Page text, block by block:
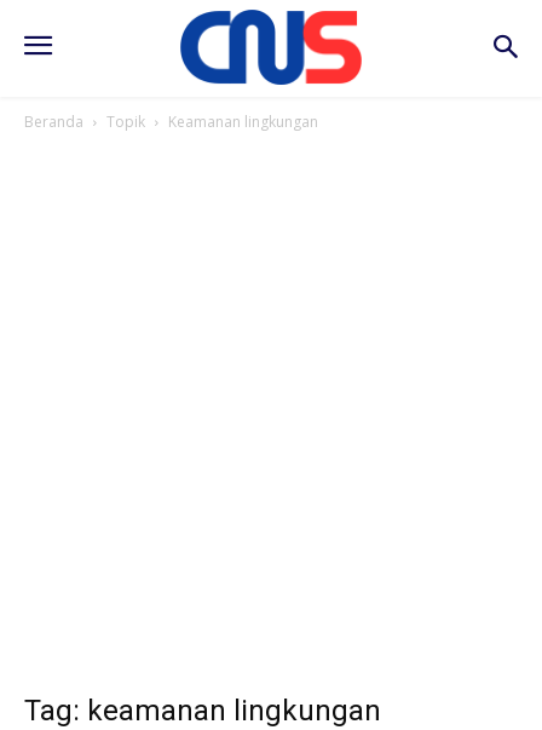
Beranda Topik Keamanan lingkungan
Tag: keamanan lingkungan